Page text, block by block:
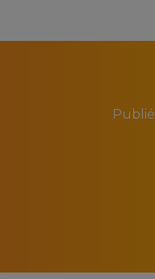
Publié